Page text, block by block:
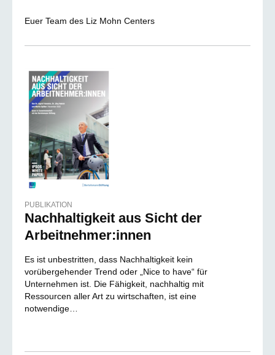
Euer Team des Liz Mohn Centers
PUBLIKATION
Nachhaltigkeit aus Sicht der
Arbeitnehmer:innen
Es ist unbestritten, dass Nachhaltigkeit kein
vorübergehender Trend oder „Nice to have“ für
Unternehmen ist. Die Fähigkeit, nachhaltig mit
Ressourcen aller Art zu wirtschaften, ist eine
notwendige…